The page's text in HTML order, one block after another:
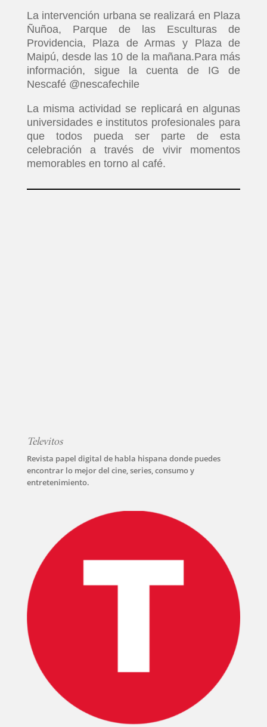
La intervención urbana se realizará en Plaza
Ñuñoa, Parque de las Esculturas de
Providencia, Plaza de Armas y Plaza de
Maipú, desde las 10 de la mañana.Para más
información, sigue la cuenta de IG de
Nescafé @nescafechile
La misma actividad se replicará en algunas
universidades e institutos profesionales para
que todos pueda ser parte de esta
celebración a través de vivir momentos
memorables en torno al café.
Televitos
Revista papel digital de habla hispana donde puedes
encontrar lo mejor del cine, series, consumo y
entretenimiento.